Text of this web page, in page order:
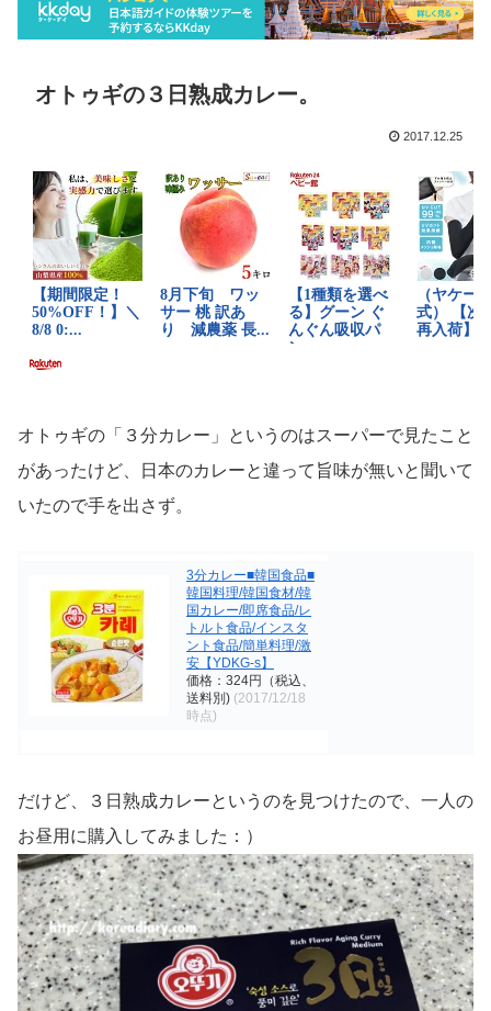
オトゥギの３日熟成カレー。
2017.12.25
オトゥギの「３分カレー」というのはスーパーで見たこと
があったけど、日本のカレーと違って旨味が無いと聞いて
いたので手を出さず。
3分カレー■韓国食品■
韓国料理/韓国食材/韓
国カレー/即席食品/レ
トルト食品/インスタ
ント食品/簡単料理/激
安【YDKG-s】
価格：324円（税込、
送料別) (2017/12/18
時点)
だけど、３日熟成カレーというのを見つけたので、一人の
お昼用に購入してみました：）